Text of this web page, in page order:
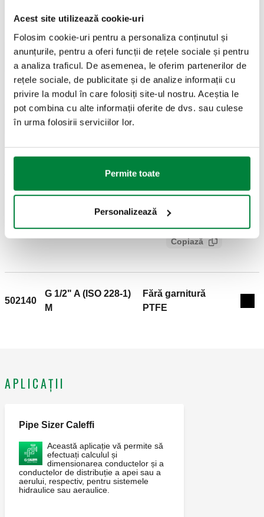
Acest site utilizează cookie-uri
Folosim cookie-uri pentru a personaliza conținutul și
anunțurile, pentru a oferi funcții de rețele sociale și pentru
a analiza traficul. De asemenea, le oferim partenerilor de
rețele sociale, de publicitate și de analize informații cu
privire la modul în care folosiți site-ul nostru. Aceștia le
pot combina cu alte informații oferite de dvs. sau culese
în urma folosirii serviciilor lor.
Permite toate
Personalizează
PDF DWG
Modele 3D
IGS STP
CALEFFI, 502130, MINICAL. Dezaerator automat. Filet cu
3/8" A (ISO 228-1) M. Presiune maximă de lucru: 10 bar.
SCIP code
892d1d6a-4a85-4419-a2f5-
Arată
Copiază
502140
G 1/2" A (ISO 228-1)
M
Fără garnitură
PTFE
APLICAȚII
Pipe Sizer Caleffi
Această aplicație vă permite să
efectuați calculul și
dimensionarea conductelor și a
conductelor de distribuție a apei sau a
aerului, respectiv, pentru sistemele
hidraulice sau aeraulice.